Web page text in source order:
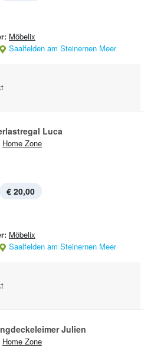
Möbelix
Saalfelden am Steinernen Meer
Luca
Home Zone
€ 20,00
Möbelix
Saalfelden am Steinernen Meer
Julien
Home Zone